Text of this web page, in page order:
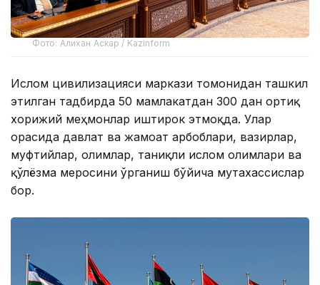
Фото: Алихан Аскар / Kazinform
Ислом цивилизацияси маркази томонидан ташкил
этилган тадбирда 50 мамлакатдан 300 дан ортиқ
хорижий меҳмонлар иштирок этмоқда. Улар
орасида давлат ва жамоат арбоблари, вазирлар,
муфтийлар, олимлар, таниқли ислом олимлари ва
қўлёзма меросини ўрганиш бўйича мутахассислар
бор.